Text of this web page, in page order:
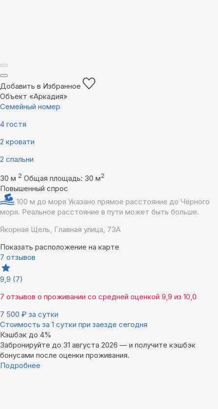
Добавить в Избранное
Объект «Аркадия»
Семейный номер
4 гостя
2 кровати
2 спальни
30 м 2 Общая площадь: 30 м2
Повышенный спрос
100 м до моря Указано прямое расстояние до Чёрного
моря. Реальное расстояние в пути может быть больше.
Якорная Щель, Главная улица, 73А
Показать расположение на карте
7 отзывов
9,9 (7)
7 отзывов о проживании со средней оценкой 9,9 из 10,0
7 500 ₽ за сутки
Стоимость за 1 сутки при заезде сегодня
Кэшбэк до 4%
Забронируйте до 31 августа 2026 — и получите кэшбэк
бонусами после оценки проживания.
Подробнее